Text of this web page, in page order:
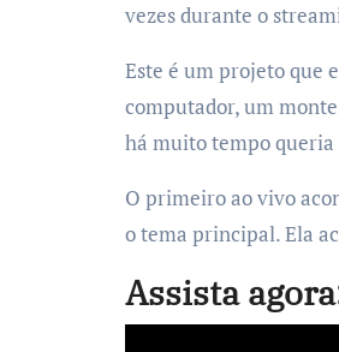
vezes durante o
Este é um projeto que
computador, um
há muito tempo queria
O primeiro ao vivo
o tema principal. Ela
Assista